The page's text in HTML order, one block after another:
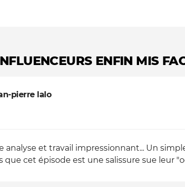
ENFIN MIS
pierre lalo
analyse et travail impressionnant... Un
que cet épisode est une salissure sue leur